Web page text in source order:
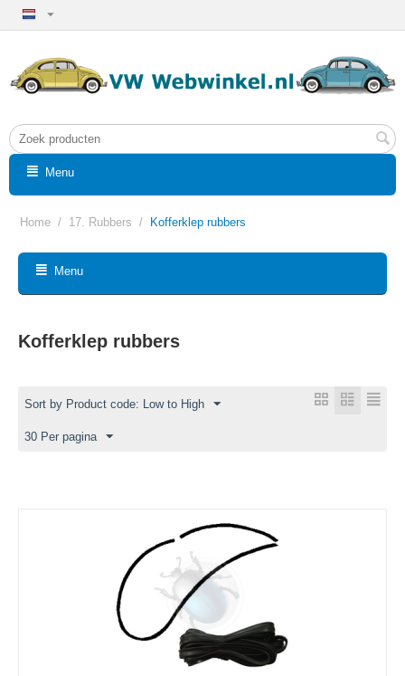
Menu
Home / 17. Rubbers / Kofferklep rubbers
Menu
Kofferklep rubbers
Sort by Product code: Low to High
30 Per pagina